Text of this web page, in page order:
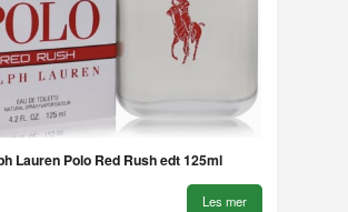
Lauren Polo Red Rush edt 125ml
Les mer